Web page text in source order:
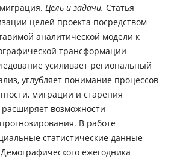
Цель и задачи. Статья
целей проекта посредством
аналитической модели к
трансформации
усиливает региональный
углубляет понимание процессов
миграции и старения
возможности
В работе
статистические данные
ежегодника